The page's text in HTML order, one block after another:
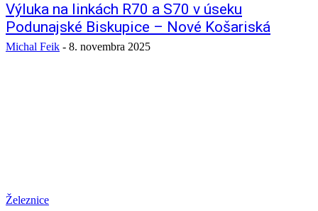
Výluka na linkách R70 a S70 v úseku
Podunajské Biskupice – Nové Košariská
Michal Feik - 8. novembra 2025
Železnice